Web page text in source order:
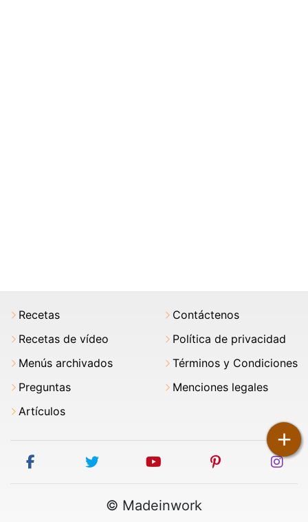
+
Recetas
Recetas de vídeo
Menús archivados
Preguntas
Artículos
Contáctenos
Política de privacidad
Términos y Condiciones
Menciones legales
facebook twitter youtube pinterest
© Madeinwork